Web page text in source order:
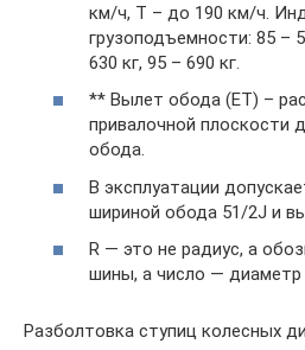
км/ч, Т – до 190 км/ч.
грузоподъемности: 85 –
630 кг, 95 – 690 кг.
** Вылет обода (ЕТ) –
привалочной плоскости
обода.
В эксплуатации
шириной обода 51/2J и
R — это не радиус, а
шины, а число —
Разболтовка ступиц колесных